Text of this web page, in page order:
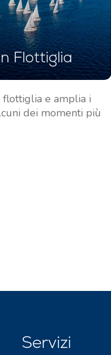
Flottiglia
flottiglia e amplia i
dei momenti più
Servizi
Yacht a motore